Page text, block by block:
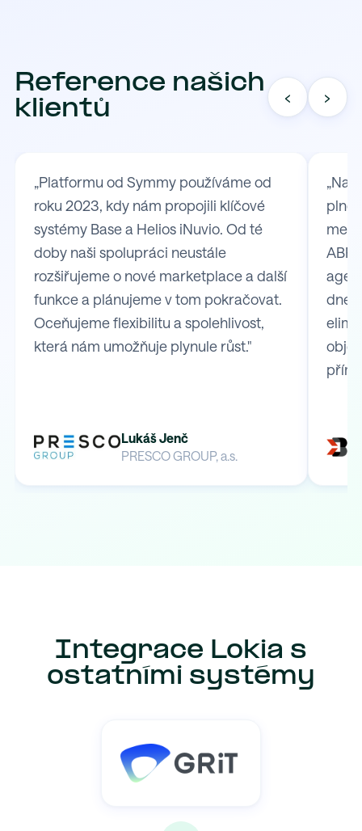
Reference našich
klientů
‹ ›
„Platformu od Symmy používáme od
roku 2023, kdy nám propojili klíčové
systémy Base a Helios iNuvio. Od té
doby naši spolupráci neustále
rozšiřujeme o nové marketplace a další
funkce a plánujeme v tom pokračovat.
Oceňujeme flexibilitu a spolehlivost,
která nám umožňuje plynule růst."
Lukáš Jenč
PRESCO GROUP, a.s.
„Na
plně
mezi
dnes
Integrace Lokia s
ostatními systémy